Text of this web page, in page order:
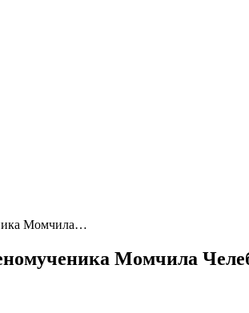
Момчила…
Момчила